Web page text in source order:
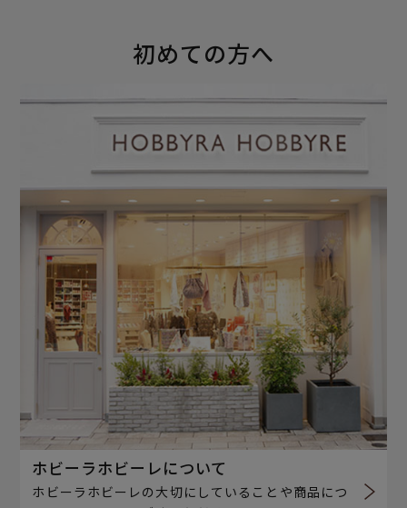
初めての方へ
ホビーラホビーレについて
ホビーラホビーレの大切にしていることや商品につ